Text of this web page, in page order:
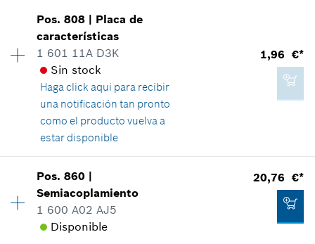
Agregar a cesta de la compra
33,95 €*
*Recomendación de precio del fabricante no
vinculante, incluido IVA
Agregar a cesta de la compra
Grupo de precios:41
Información sobre recambios
Relación de aplicaciones de una pieza
Mostrar en figura
69,90 €*
*Recomendación de precio del fabricante no
vinculante, incluido IVA
Pos.808 | Placa de
características
1 601 11A D3K
Sin stock
Haga click aqui para recibir
una notificación tan pronto
como el producto vuelva a
estar disponible
1,96 €*
Grupo de precios
Información sobre recambios
Relación de aplicaciones de una pieza
Pos.860 |
Semiacoplamiento
1 600 A02 AJ5
Disponible
20,76 €*